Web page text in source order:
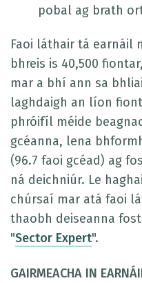
pobal ag brath
Faoi láthair tá earnáil
bhreis is 40,500
mar a bhí ann sa
laghdaigh an líon
phróifíl méide
gcéanna, lena
(96.7 faoi gcéad) ag
ná deichniúr. Le
chúrsaí mar atá faoi
thaobh deiseanna
"Sector Expert".
GAIRMEACHA IN